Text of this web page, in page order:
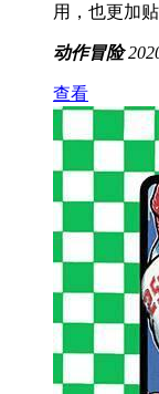
用，也更加
动作冒险
查看